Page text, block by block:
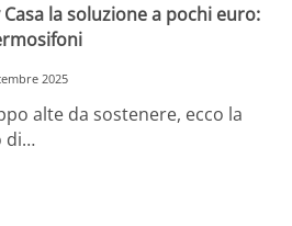
la soluzione a pochi euro:
2025
alte da sostenere, ecco la
di…